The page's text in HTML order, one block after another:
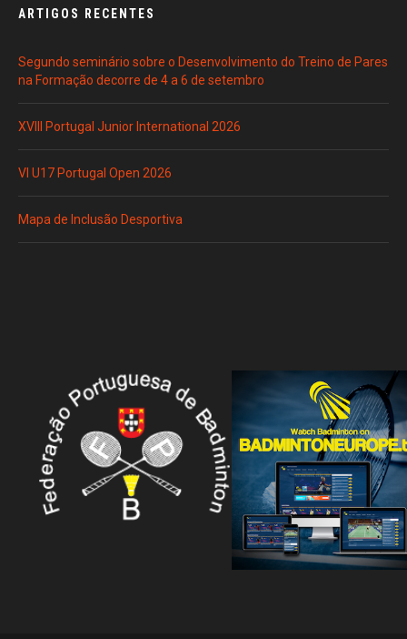
ARTIGOS RECENTES
Segundo seminário sobre o Desenvolvimento do Treino de Pares
na Formação decorre de 4 a 6 de setembro
XVIII Portugal Junior International 2026
VI U17 Portugal Open 2026
Mapa de Inclusão Desportiva